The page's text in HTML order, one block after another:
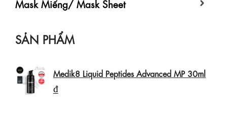
Mask Miếng/ Mask Sheet
SẢN PHẨM
Medik8 Liquid Peptides Advanced MP 30ml
₫